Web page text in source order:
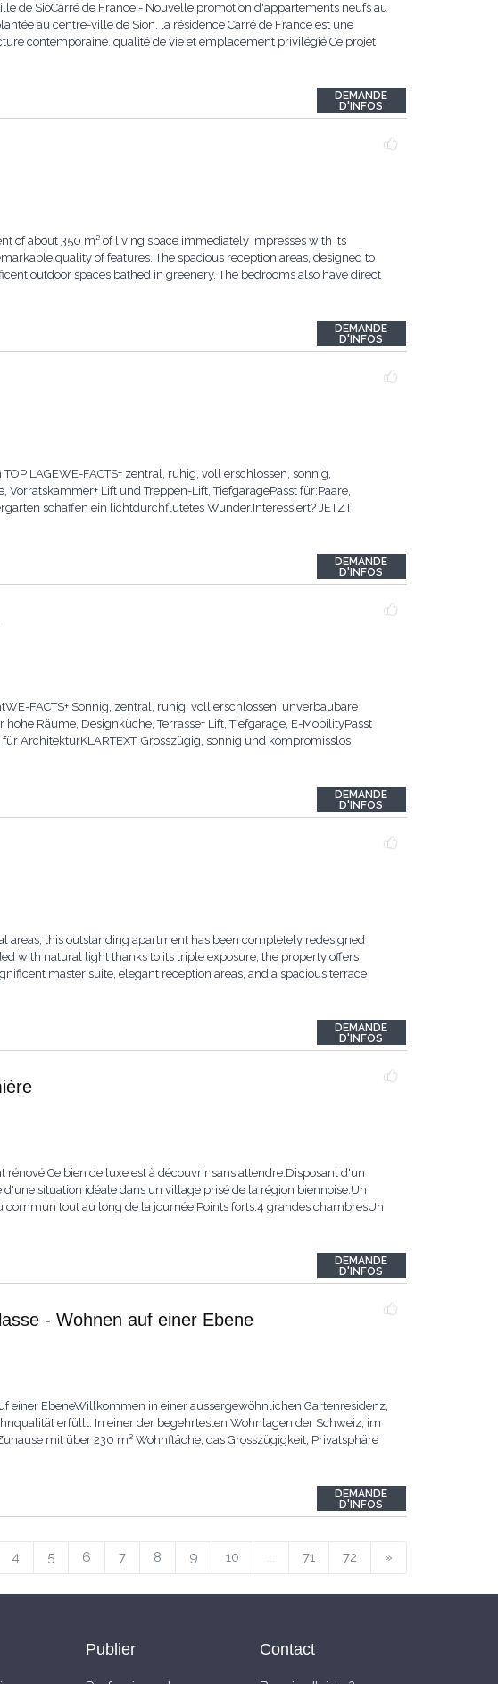
de SioCarré de France - Nouvelle promotion d'appartements neufs au
au centre-ville de Sion, la résidence Carré de France est une
contemporaine, qualité de vie et emplacement privilégié.Ce projet
DEMANDE
D'INFOS
of about 350 m² of living space immediately impresses with its
quality of features. The spacious reception areas, designed to
outdoor spaces bathed in greenery. The bedrooms also have direct
DEMANDE
D'INFOS
LAGEWE-FACTS+ zentral, ruhig, voll erschlossen, sonnig,
Lift und Treppen-Lift, TiefgaragePasst für:Paare,
schaffen ein lichtdurchflutetes Wunder.Interessiert? JETZT
DEMANDE
D'INFOS
FACTS+ Sonnig, zentral, ruhig, voll erschlossen, unverbaubare
Räume, Designküche, Terrasse+ Lift, Tiefgarage, E-MobilityPasst
ArchitekturKLARTEXT: Grosszügig, sonnig und kompromisslos
DEMANDE
D'INFOS
areas, this outstanding apartment has been completely redesigned
with natural light thanks to its triple exposure, the property offers
master suite, elegant reception areas, and a spacious terrace
DEMANDE
D'INFOS
bien de luxe est à découvrir sans attendre.Disposant d'un
situation idéale dans un village prisé de la région biennoise.Un
tout au long de la journée.Points forts:4 grandes chambresUn
DEMANDE
D'INFOS
- Wohnen auf einer Ebene
einer EbeneWillkommen in einer aussergewöhnlichen Gartenresidenz,
erfüllt. In einer der begehrtesten Wohnlagen der Schweiz, im
mit über 230 m² Wohnfläche, das Grosszügigkeit, Privatsphäre
DEMANDE
D'INFOS
4 5 6 7 8 9 10 ... 71 72 »
Publier Contact